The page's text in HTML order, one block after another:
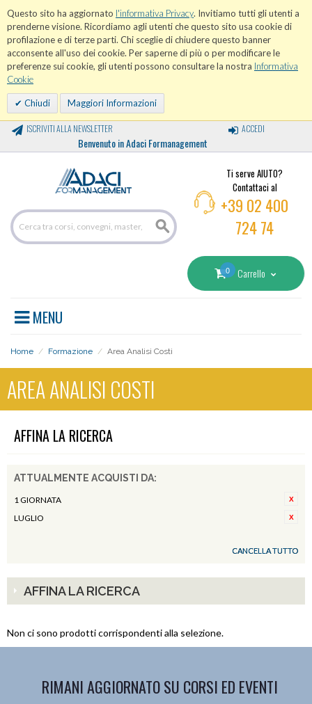
Questo sito ha aggiornato l'informativa Privacy. Invitiamo tutti gli utenti a
prenderne visione. Ricordiamo agli utenti che questo sito usa cookie di
profilazione e di terze parti. Chi sceglie di chiudere questo banner
acconsente all'uso dei cookie. Per saperne di più o per modificare le
preferenze sui cookie, gli utenti possono consultare la nostra Informativa
Cookie
Chiudi Maggiori Informazioni
ISCRIVITI ALLA NEWSLETTER
Benvenuto in Adaci Formanagement
ACCEDI
Ti serve AIUTO?
Contattaci al
+39 02 400
724 74
0 Carrello
MENU
Home / Formazione / Area Analisi Costi
AREA ANALISI COSTI
AFFINA LA RICERCA
ATTUALMENTE ACQUISTI DA:
1 GIORNATA
LUGLIO
CANCELLA TUTTO
AFFINA LA RICERCA
Non ci sono prodotti corrispondenti alla selezione.
RIMANI AGGIORNATO SU CORSI ED EVENTI